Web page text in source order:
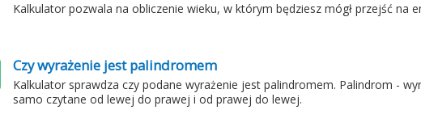
Kalkulator pozwala na obliczenie wieku, w którym będziesz mógł przejść na
Czy wyrażenie jest palindromem
Kalkulator sprawdza czy podane wyrażenie jest palindromem. Palindrom -
samo czytane od lewej do prawej i od prawej do lewej.